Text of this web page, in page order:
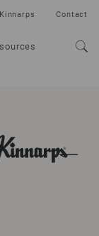
Contact